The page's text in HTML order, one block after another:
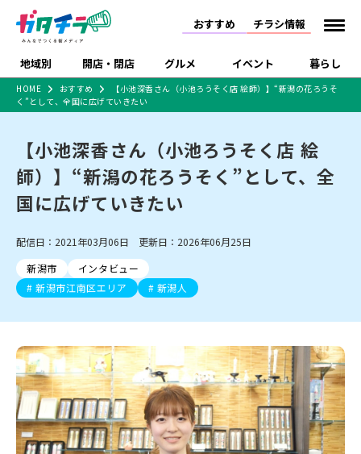
おすすめ チラシ情報
地域別 開店・閉店 グルメ イベント 暮らし
新潟市 下越
中越
佐渡
新潟市中央区 新潟市東区 新潟市西区
新潟市北区
新潟市南区
新潟市江南区 新潟市秋葉区
新潟市西蒲区
村上・関川
新発田・聖籠
胎内・粟島
三条・加茂・田上
五泉・阿賀野・阿賀
燕・弥彦
長岡・見附
小千谷・十日町・津南
魚沼・南魚沼・湯沢
開店 閉店
リニューアル・移転 休業
新潟市・開店
新潟市・閉店
長岡市・開店
長岡市・閉店
上越市・開店
ラーメン・開店
ラーメン・閉店
ラーメン 現地レポート
和食
スイーツ
ご当地グルメ 食べ歩き テイクアウト
季節・期間限定
カフェ
居酒屋・バー 焼肉
パスタ
パン・ベーカリー
タレカツ・豚カツ
デカ盛り・大盛り
旨辛・激辛
定食・町定食 海鮮・鮨
そば・うどん
日本酒・新潟清酒
ワイン・クラフトビール
体験・販売 祭り・伝統行事
趣味・展示会
スポーツ
セミナー・講演会 子ども向け 花火大会
入場無料
住宅展示場
完成見学会 学生スポーツ アルビレックス
施設・ショップ
住宅メーカー・工務
店
食品メーカー・県産
習い事・塾 アパレル・雑貨
観光スポット
温泉・入浴 ホテル
リラクゼーション・整体
スキー場
リユース・買取
病院・クリニック
イオンモール
ラブラ万代・ラブラ2
ビルボードプレイスBP
新潟伊勢丹
ピア万代
リバーサイド千秋
パティオPATIO
特売セール インタビュー
特集・まとめ記事
セツコママ ランキング 新潟人
キャンペーン
開店まとめ
閉店まとめ
ラーメンまとめ
飲食店まとめ
食品スーパー・コンビ
ショッピングモール・
大型施設
ドラッグストア・ホーム
センター
ファッション 生活サービス
冠婚葬祭
習い事・塾 通販・EC イベント
求人
官公庁・自治体
新潟市 チラシ
長岡・見附 チラシ
上越・妙高・糸魚川 チラシ
注目 チラシ
週末セール
火曜セール
オープン・リニューアルセール
周年祭・感謝祭セール
年末・初売りセール
HOME おすすめ
【小池深香さん（小池ろうそく店 絵師）】“新潟の花ろうそ
く”として、全国に広げていきたい
【小池深香さん（小池ろうそく店 絵
師）】“新潟の花ろうそく”として、全
国に広げていきたい
配信日：2021年03月06日 更新日：2026年06月25日
新潟市
インタビュー
新潟市江南区エリア
新潟人